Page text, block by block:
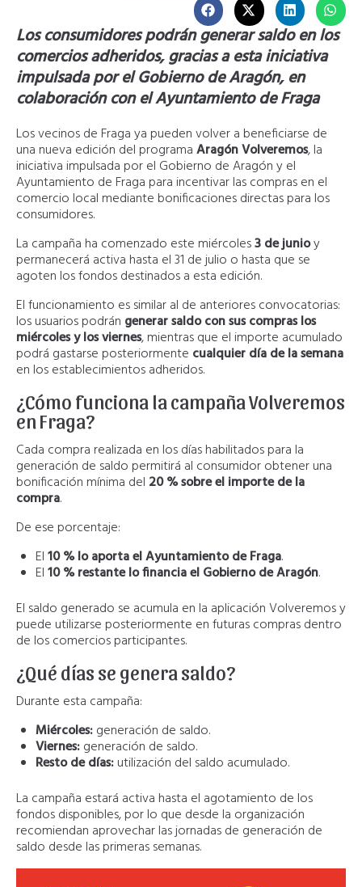
Los consumidores podrán generar saldo en los
comercios adheridos, gracias a esta iniciativa
impulsada por el Gobierno de Aragón, en
colaboración con el Ayuntamiento de Fraga
Los vecinos de Fraga ya pueden volver a beneficiarse de
una nueva edición del programaAragón Volveremos, la
iniciativa impulsada por el Gobierno de Aragón y el
Ayuntamiento de Fraga para incentivar las compras en el
comercio local mediante bonificaciones directas para los
consumidores.
La campaña ha comenzado este miércoles3 de junioy
permanecerá activa hasta el 31 de julio o hasta que se
agoten los fondos destinados a esta edición.
El funcionamiento es similar al de anteriores convocatorias:
los usuarios podrán generar saldo con sus compras los
miércoles y los viernes, mientras que el importe acumulado
podrá gastarse posteriormente cualquier día de la semana
en los establecimientos adheridos.
¿Cómo funciona la campaña Volveremos
en Fraga?
Cada compra realizada en los días habilitados para la
generación de saldo permitirá al consumidor obtener una
bonificación mínima del 20 % sobre el importe de la
compra.
De ese porcentaje:
El10 % lo aporta el Ayuntamiento de Fraga.
El10 % restante lo financia el Gobierno de Aragón.
El saldo generado se acumula en la aplicación Volveremos y
puede utilizarse posteriormente en futuras compras dentro
de los comercios participantes.
¿Qué días se genera saldo?
Durante esta campaña:
Miércoles:generación de saldo.
Viernes:generación de saldo.
Resto de días:utilización del saldo acumulado.
La campaña estará activa hasta el agotamiento de los
fondos disponibles, por lo que desde la organización
recomiendan aprovechar las jornadas de generación de
saldo desde las primeras semanas.